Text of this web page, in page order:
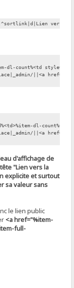
vers la
dl-count%<td
||<a
dl-
||<a
d'affichage de
"Lien vers la
explicite et surtout
sa valeur sans
le lien public
<a href="%item-
full-